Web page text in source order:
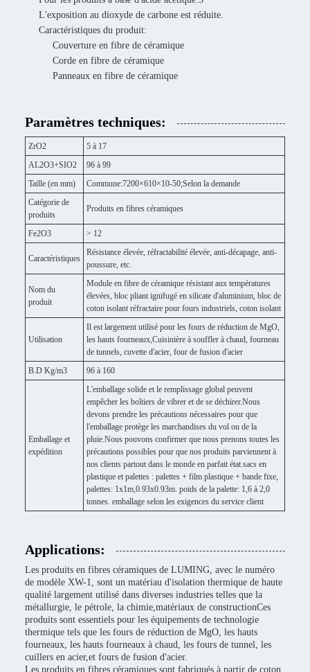
L'exposition au dioxyde de carbone est réduite.
Caractéristiques du produit:
Couverture en fibre de céramique
Corde en fibre de céramique
Panneaux en fibre de céramique
Paramètres techniques:
ZrO2
5 à 17
AL2O3+SIO2
96 à 99
Taille (en mm)
Commune:7200×610×10-50;Selon la demande
Catégorie de
produits
Produits en fibres céramiques
Fe2O3 > 12
Caractéristiques
Résistance élevée, réfractabilité élevée, anti-décapage, anti-
poussure, etc.
Nom du
produit
Module en fibre de céramique résistant aux températures
élevées, bloc pliant ignifugé en silicate d'aluminium, bloc de
coton isolant réfractaire pour fours industriels, coton isolant
Utilisation
Il est largement utilisé pour les fours de réduction de MgO,
les hauts fourneaux,Cuisinière à souffler à chaud, fourneau
de tunnels, cuvette d'acier, four de fusion d'acier
B.D Kg/m3
96 à 160
Emballage et
expédition
L'emballage solide et le remplissage global peuvent
empêcher les boîtiers de vibrer et de se déchirer.Nous
devons prendre les précautions nécessaires pour que
l'emballage protège les marchandises du vol ou de la
pluie.Nous pouvons confirmer que nous prenons toutes les
précautions possibles pour que nos produits parviennent à
nos clients partout dans le monde en parfait état.sacs en
plastique et palettes : palettes + film plastique + bande fixe,
palettes: 1x1m,0.93x0.93m. poids de la palette: 1,6 à 2,0
tonnes. emballage selon les exigences du service client
Applications:
Les produits en fibres céramiques de LUMING, avec le numéro
de modèle XW-1, sont un matériau d'isolation thermique de haute
qualité largement utilisé dans diverses industries telles que la
métallurgie, le pétrole, la chimie,matériaux de constructionCes
produits sont essentiels pour les équipements de technologie
thermique tels que les fours de réduction de MgO, les hauts
fourneaux, les hauts fourneaux à chaud, les fours de tunnel, les
cuillers en acier,et fours de fusion d'acier.
Les produits en fibres céramiques sont fabriqués à partir de coton